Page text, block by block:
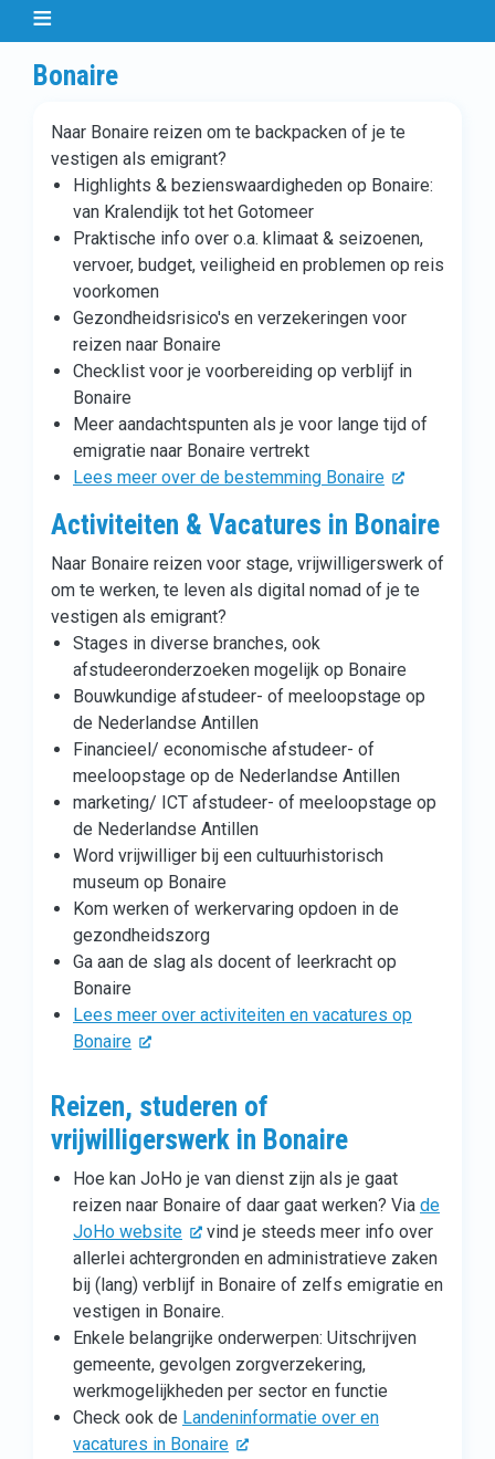
Bonaire
Naar Bonaire reizen om te backpacken of je te
vestigen als emigrant?
Highlights & bezienswaardigheden op Bonaire:
van Kralendijk tot het Gotomeer
Praktische info over o.a. klimaat & seizoenen,
vervoer, budget, veiligheid en problemen op reis
voorkomen
Gezondheidsrisico's en verzekeringen voor
reizen naar Bonaire
Checklist voor je voorbereiding op verblijf in
Bonaire
Meer aandachtspunten als je voor lange tijd of
emigratie naar Bonaire vertrekt
Lees meer over de bestemming Bonaire
Activiteiten & Vacatures in Bonaire
Naar Bonaire reizen voor stage, vrijwilligerswerk of
om te werken, te leven als digital nomad of je te
vestigen als emigrant?
Stages in diverse branches, ook
afstudeeronderzoeken mogelijk op Bonaire
Bouwkundige afstudeer- of meeloopstage op
de Nederlandse Antillen
Financieel/ economische afstudeer- of
meeloopstage op de Nederlandse Antillen
marketing/ ICT afstudeer- of meeloopstage op
de Nederlandse Antillen
Word vrijwilliger bij een cultuurhistorisch
museum op Bonaire
Kom werken of werkervaring opdoen in de
gezondheidszorg
Ga aan de slag als docent of leerkracht op
Bonaire
Lees meer over activiteiten en vacatures op
Bonaire
Reizen, studeren of
vrijwilligerswerk in Bonaire
Hoe kan JoHo je van dienst zijn als je gaat
reizen naar Bonaire of daar gaat werken? Via de
JoHo website
vind je steeds meer info over
allerlei achtergronden en administratieve zaken
bij (lang) verblijf in Bonaire of zelfs emigratie en
vestigen in Bonaire.
Enkele belangrijke onderwerpen: Uitschrijven
gemeente, gevolgen zorgverzekering,
werkmogelijkheden per sector en functie
Check ook de Landeninformatie over en
vacatures in Bonaire